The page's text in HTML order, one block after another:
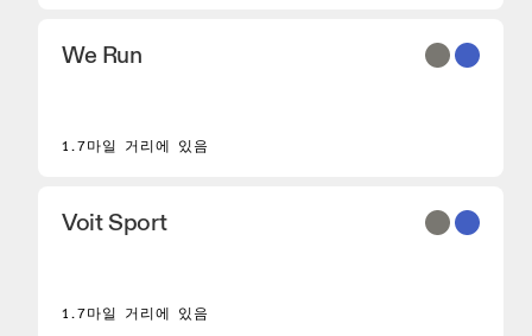
We Run
1.7마일 거리에 있음
Voit Sport
1.7마일 거리에 있음